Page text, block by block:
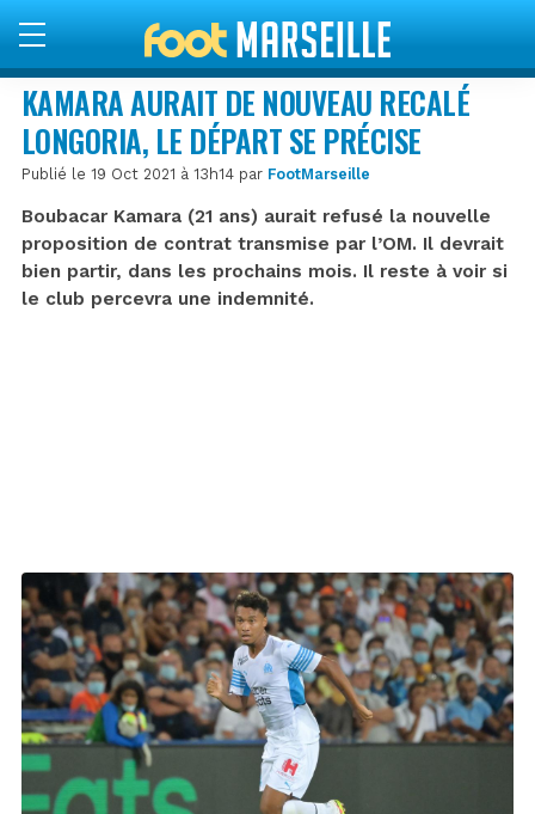
KAMARA AURAIT DE NOUVEAU RECALÉ
LONGORIA, LE DÉPART SE PRÉCISE
Publié le 19 Oct 2021 à 13h14 par FootMarseille
Boubacar Kamara (21 ans) aurait refusé la nouvelle
proposition de contrat transmise par l’OM. Il devrait
bien partir, dans les prochains mois. Il reste à voir si
le club percevra une indemnité.